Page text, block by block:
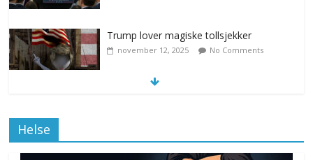
Trump lover magiske tollsjekker
november 12, 2025 No Comments
Helse